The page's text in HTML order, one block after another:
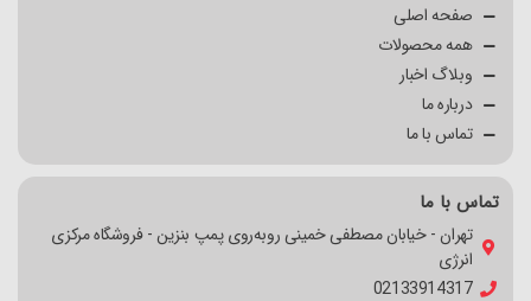
صفحه اصلی
همه محصولات
وبلاگ اخبار
درباره ما
تماس با ما
تماس با ما
تهران - خیابان مصطفی خمینی روبه‌روی پمپ بنزین - فروشگاه مرکزی
انرژی
02133914317